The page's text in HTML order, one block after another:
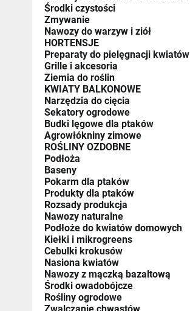
Środki czystości
Zmywanie
Nawozy do warzyw i ziół
HORTENSJE
Preparaty do pielęgnacji kwiatów
Grille i akcesoria
Ziemia do roślin
KWIATY BALKONOWE
Narzędzia do cięcia
Sekatory ogrodowe
Budki lęgowe dla ptaków
Agrowłókniny zimowe
ROŚLINY OZDOBNE
Podłoża
Baseny
Pokarm dla ptaków
Produkty dla ptaków
Rozsady produkcja
Nawozy naturalne
Podłoże do kwiatów domowych
Kiełki i mikrogreens
Cebulki krokusów
Nasiona kwiatów
Nawozy z mączką bazaltową
Środki owadobójcze
Rośliny ogrodowe